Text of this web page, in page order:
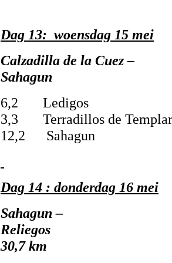
Dag 13: woensdag 15 mei
Calzadilla de la Cuez –
6,2 Ledigos
3,3 Terradillos de
12,2 Sahagun
Dag 14 : donderdag 16 mei
Sahagun –
30,7 km